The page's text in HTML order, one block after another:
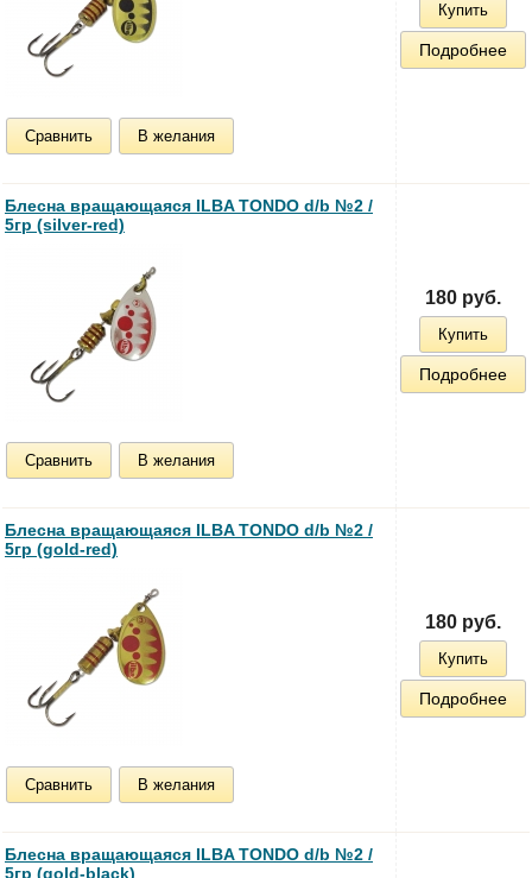
Сравнить В желания
Купить
Подробнее
Блесна вращающаяся ILBA TONDO d/b №2 /
5гр (silver-red)
Сравнить В желания
180 руб.
Купить
Подробнее
Блесна вращающаяся ILBA TONDO d/b №2 /
5гр (gold-red)
Сравнить В желания
180 руб.
Купить
Подробнее
Блесна вращающаяся ILBA TONDO d/b №2 /
5гр (gold-black)